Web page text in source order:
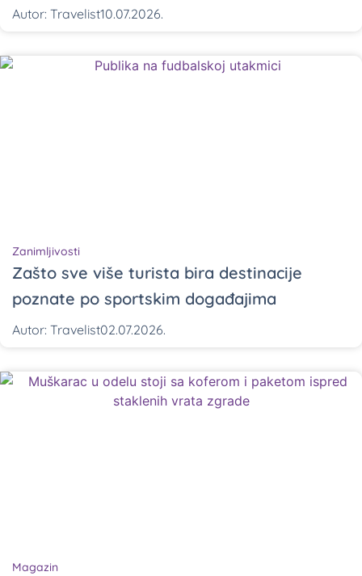
Autor: Travelist10.07.2026.
Zanimljivosti
Zašto sve više turista bira destinacije
poznate po sportskim događajima
Autor: Travelist02.07.2026.
Magazin